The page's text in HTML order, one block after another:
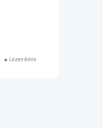
Lezen 8min